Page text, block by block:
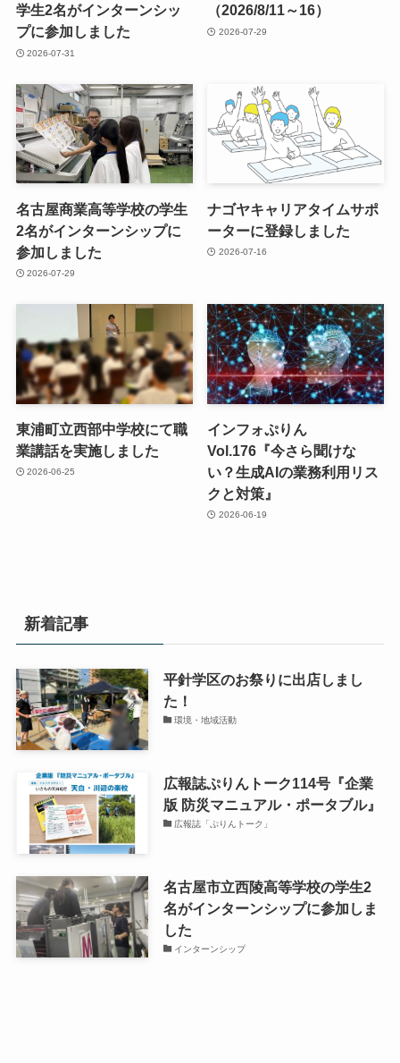
学生2名がインターンシッ
プに参加しました
2026-07-31
（2026/8/11～16）
2026-07-29
名古屋商業高等学校の学生
2名がインターンシップに
参加しました
2026-07-29
ナゴヤキャリアタイムサポ
ーターに登録しました
2026-07-16
東浦町立西部中学校にて職
業講話を実施しました
2026-06-25
インフォぷりん
Vol.176『今さら聞けな
い？生成AIの業務利用リス
クと対策』
2026-06-19
新着記事
平針学区のお祭りに出店しまし
た！
環境・地域活動
広報誌ぷりんトーク114号『企業
版 防災マニュアル・ポータブル』
広報誌「ぷりんトーク」
名古屋市立西陵高等学校の学生2
名がインターンシップに参加しま
した
インターンシップ